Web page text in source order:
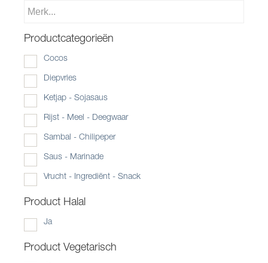
Productcategorieën
Cocos
Diepvries
Ketjap - Sojasaus
Rijst - Meel - Deegwaar
Sambal - Chilipeper
Saus - Marinade
Vrucht - Ingrediënt - Snack
Product Halal
Ja
Product Vegetarisch